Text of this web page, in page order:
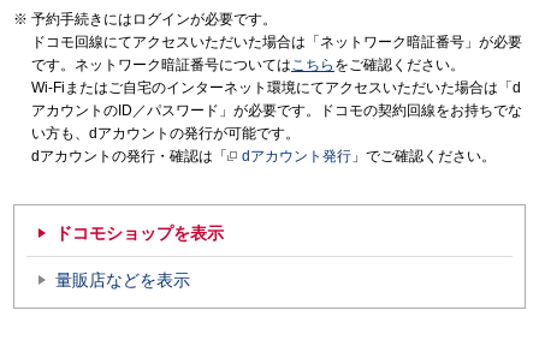
予約手続きにはログインが必要です。
ドコモ回線にてアクセスいただいた場合は「ネットワーク暗証番号」が必要
です。ネットワーク暗証番号についてはこちら をご確認ください。
Wi-Fiまたはご自宅のインターネット環境にてアクセスいただいた場合は「d
アカウントのID／パスワード」が必要です。ドコモの契約回線をお持ちでな
い方も、dアカウントの発行が可能です。
dアカウントの発行・確認は「
dアカウント発行 」でご確認ください。
ドコモショップを表示
量販店などを表示